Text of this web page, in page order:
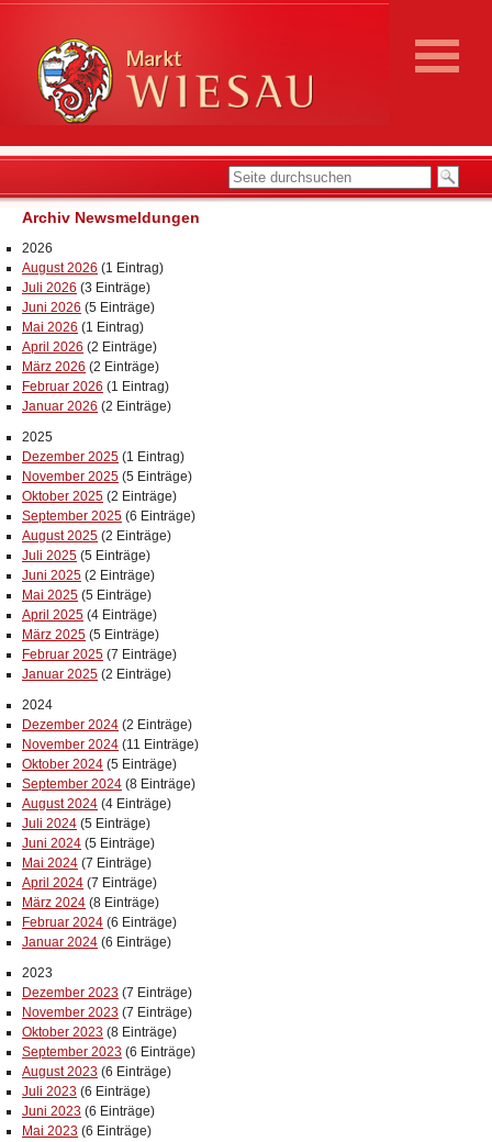
Archiv Newsmeldungen
2026
August 2026 (1 Eintrag)
Juli 2026 (3 Einträge)
Juni 2026 (5 Einträge)
Mai 2026 (1 Eintrag)
April 2026 (2 Einträge)
März 2026 (2 Einträge)
Februar 2026 (1 Eintrag)
Januar 2026 (2 Einträge)
2025
Dezember 2025 (1 Eintrag)
November 2025 (5 Einträge)
Oktober 2025 (2 Einträge)
September 2025 (6 Einträge)
August 2025 (2 Einträge)
Juli 2025 (5 Einträge)
Juni 2025 (2 Einträge)
Mai 2025 (5 Einträge)
April 2025 (4 Einträge)
März 2025 (5 Einträge)
Februar 2025 (7 Einträge)
Januar 2025 (2 Einträge)
2024
Dezember 2024 (2 Einträge)
November 2024 (11 Einträge)
Oktober 2024 (5 Einträge)
September 2024 (8 Einträge)
August 2024 (4 Einträge)
Juli 2024 (5 Einträge)
Juni 2024 (5 Einträge)
Mai 2024 (7 Einträge)
April 2024 (7 Einträge)
März 2024 (8 Einträge)
Februar 2024 (6 Einträge)
Januar 2024 (6 Einträge)
2023
Dezember 2023 (7 Einträge)
November 2023 (7 Einträge)
Oktober 2023 (8 Einträge)
September 2023 (6 Einträge)
August 2023 (6 Einträge)
Juli 2023 (6 Einträge)
Juni 2023 (6 Einträge)
Mai 2023 (6 Einträge)